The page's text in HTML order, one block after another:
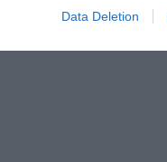
Data Deletion